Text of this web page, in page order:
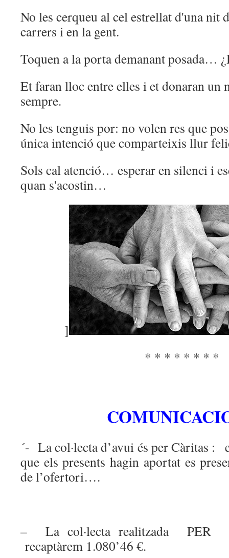
No les cerqueu al cel estrellat d'una
carrers i en la gent.
Toquen a la porta demanant posada…
Et faran lloc entre elles i et donaran un
sempre.
No les tenguis por: no volen res que
única intenció que comparteixis llur
Sols cal atenció… esperar en silenci i
quan s'acostin…
]
* * * * * * * *
´- La col·lecta d’avui és per Càritas :
que els presents hagin aportat es
de l’ofertori….
– La col·lecta realitzada
recaptàrem 1.080’46 €.